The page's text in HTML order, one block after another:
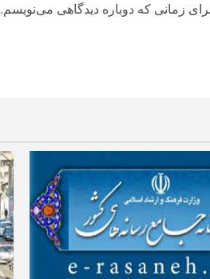
زمانی که دوباره دیدگاهی می‌نویسم.